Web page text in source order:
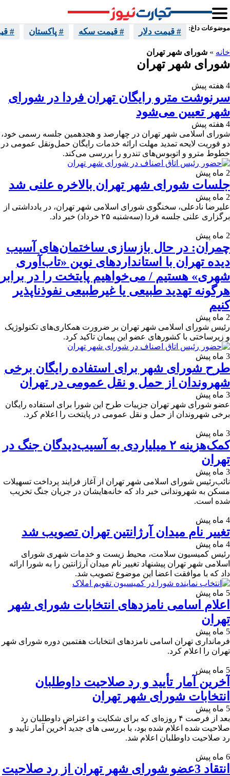
موضوعات داغ: # قیمت دلار # قیمت سکه # پاکستان #
خانه » شورای شهر تهران
شورای شهر تهران
4 هفته پیش
سرنوشت مترو رایگان تهران فردا در شورای
شهر تعیین می‌شود
4 هفته پیش
شورای اسلامی شهر تهران در چهارصد و هجدهمین جلسه رسمی خود،
دو فوریت لایحه تمدید مهلت ارائه خدمات رایگان حمل‌ونقل عمومی در
خطوط مترو و اتوبوس‌های تندرو را بررسی می‌کند.
2 ماه پیش
جلسات شورای شهر تهران بالاخره علنی شد
2 ماه پیش
علیرضا نادعلی، سخنگوی شورای اسلامی شهر تهران، در یادداشتی از
برگزاری علنی جلسه فردا (سه‌شنبه ۲۵ خرداد) خبر داد.
2 ماه پیش
چمران: در حال بازسازی ساختمان‌های آسیب‌
دیده تهران با استانداردهای نوین «تاب‌آوری
شهری» هستیم / می‌خواهیم پایتخت را در برابر
هرگونه تهدید طبیعی یا غیرطبیعی نفوذناپذیر
کنیم
2 ماه پیش
رئیس شورای اسلامی شهر تهران بر ضرورت همکاری‌های تکنولوژیک
و زیرساختی با کشورهای عضو این پیمان تاکید کرد.
3 ماه پیش
طرح شورای شهر برای استفاده رایگان برخی
شهروندان از حمل و نقل عمومی در تهران
3 ماه پیش
عضو شورای شهر تهران جزییات طرح این شورا برای استفاده رایگان
برخی شهروندان از حمل و نقل عمومی در پایتخت را اعلام کرد.
3 ماه پیش
کمک‌هزینه ۲ میلیاردی به آسیب‌دیدگان جنگ در
تهران
3 ماه پیش
نائب‌رئیس شورای اسلامی شهر تهران از آغاز فرایند پرداخت تسهیلات
مسکن به شهروندانی خبر داد که خانه‌هایشان در جریان جنگ تخریب
شده است.
4 ماه پیش
تغییر نام میدان آرژانتین تهران تصویب شد
4 ماه پیش
رئیس کمیسیون سلامت، محیط زیست و خدمات شهری شورای
اسلامی شهر تهران پیشنهاد تغییر نام میدان آرژانتین را به شورا ارائه
داد که با موافقت اعضا این موضوع تصویب شد.
5 ماه پیش
اعلام اسامی نامزدهای انتخابات شورای شهر
تهران
5 ماه پیش
فرمانداری تهران اسامی نامزدهای انتخابات هفتمین دوره شورای شهر
تهران را اعلام کرد.
5 ماه پیش
آخرین آمار تأیید و رد صلاحیت داوطلبان
انتخابات شورای شهر تهران
5 ماه پیش
بعد از فرصت ۴ روزه‌ای که برای شکایت و اعتراض داوطلبان رد
صلاحیت شده اعلام شده بود، با بررسی های جدید آخرین آمار تأیید و
رد صلاحیت داوطلبان اعلام شد.
6 ماه پیش
انتقاد 3عضو شورای شهر تهران از رد صلاحیت